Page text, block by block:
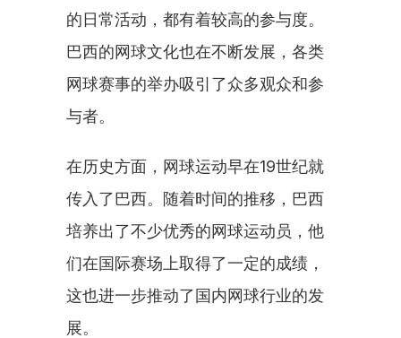
的日常活动，都有着较高的参与度。
巴西的网球文化也在不断发展，各类
网球赛事的举办吸引了众多观众和参
与者。
在历史方面，网球运动早在19世纪就
传入了巴西。随着时间的推移，巴西
培养出了不少优秀的网球运动员，他
们在国际赛场上取得了一定的成绩，
这也进一步推动了国内网球行业的发
展。